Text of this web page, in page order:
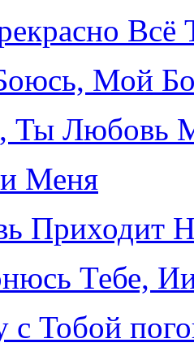
Всё
Мой
Ты Любовь
Меня
Приходит
Тебе,
с Тобой